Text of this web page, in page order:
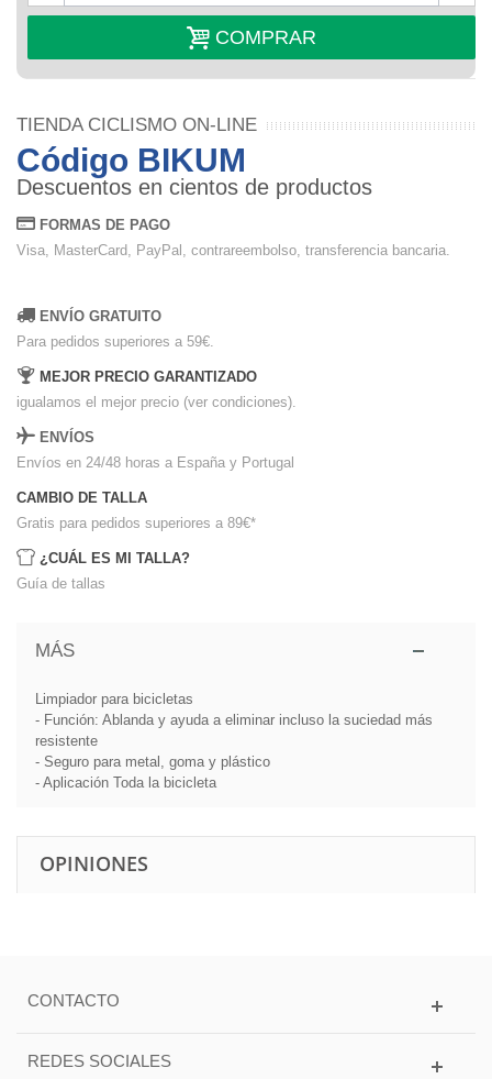
COMPRAR
TIENDA CICLISMO ON-LINE
Código BIKUM
Descuentos en cientos de productos
FORMAS DE PAGO
Visa, MasterCard, PayPal, contrareembolso, transferencia bancaria.
ENVÍO GRATUITO
Para pedidos superiores a 59€.
MEJOR PRECIO GARANTIZADO
igualamos el mejor precio (ver condiciones).
ENVÍOS
Envíos en 24/48 horas a España y Portugal
CAMBIO DE TALLA
Gratis para pedidos superiores a 89€*
¿CUÁL ES MI TALLA?
Guía de tallas
MÁS
Limpiador para bicicletas
- Función: Ablanda y ayuda a eliminar incluso la suciedad más
resistente
- Seguro para metal, goma y plástico
- Aplicación Toda la bicicleta
OPINIONES
CONTACTO
REDES SOCIALES